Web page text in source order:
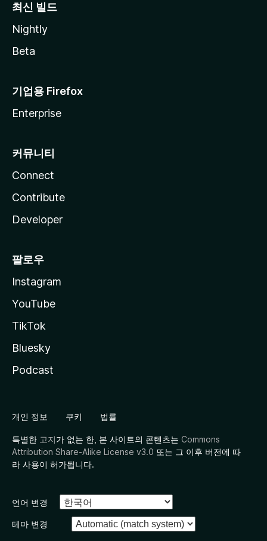
최신 빌드
Nightly
Beta
기업용 Firefox
Enterprise
커뮤니티
Connect
Contribute
Developer
팔로우
Instagram
YouTube
TikTok
Bluesky
Podcast
개인 정보 쿠키 법률
특별한 고지가 없는 한, 본 사이트의 콘텐츠는 Commons
Attribution Share-Alike License v3.0 또는 그 이후 버전에 따
라 사용이 허가됩니다.
언어 변경
테마 변경